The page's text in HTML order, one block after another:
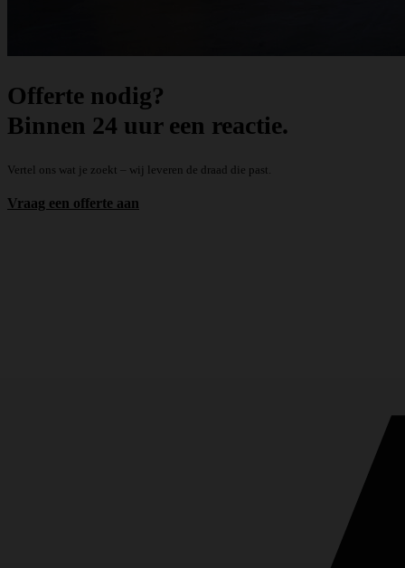
Offerte nodig?
Binnen 24 uur een reactie.
Vertel ons wat je zoekt – wij leveren de draad die past.
Vraag een offerte aan